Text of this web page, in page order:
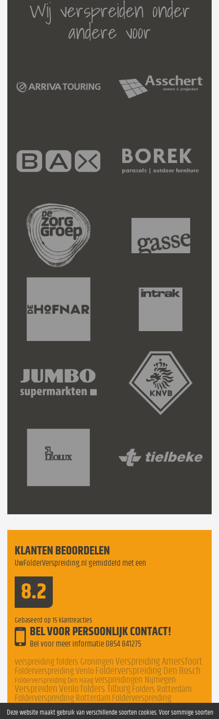
Wij verspreiden onder
andere voor
KLANTEN BEOORDELEN
UwFolderVerspreiding.nl gemiddeld met een
8.2
Gebaseerd op 15 klantreacties
BEL VOOR PERSOONLIJK CONTACT!
Bel voor meer informatie 0854 841275
verspreiding folders Groningen Verspreiding Amersfoort
Folderverspreiding Venlo Folderverspreiding Den Bosch
Folderverspreiding Den Haagverspreidingen Nijmegen
Verspreiden Venlo folders Tilburg Folders Rotterdam
Folderverspreiding Rotterdam Folderverspreiding
Deze website maakt gebruik van verschillende soorten cookies. Voor sommige soorten